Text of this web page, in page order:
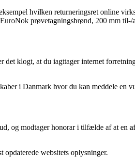
hvilken returneringsret online
prøvetagningsbrønd, 200 mm til-/
klogt, at du iagttager internet
i Danmark hvor du kan meddele en
og modtager honorar i tilfælde af at en
websitets oplysninger.